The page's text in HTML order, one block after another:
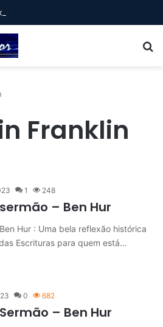
que… (Salmo 1)
Franklin
1 248
– Ben Hur
Hur : Uma bela reflexão histórica
Escrituras para quem está…
0 682
– Ben Hur